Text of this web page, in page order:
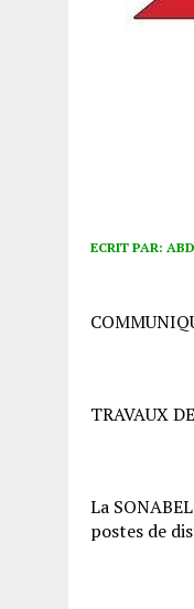
ECRIT PAR:
TRAVAUX
La
postes de